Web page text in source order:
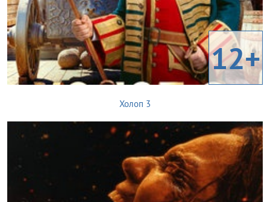
12+
Холоп 3